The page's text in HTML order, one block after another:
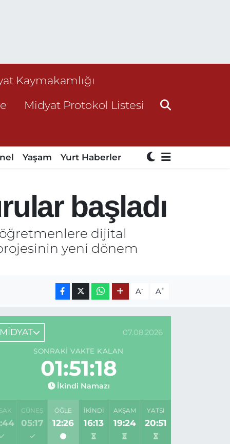
Kaymakamlığı
Midyat Protokol Listesi
Yaşam Yurt Haberler
başladı
dijital
yeni dönem
A- A+
MİDYAT 07.08.2026
SONRAKI VAKTE KALAN
01:51:18
İkindi Namazı
GÜNEŞ
05:17
ÖĞLE
12:26
İKINDI
16:13
AKŞAM
19:24
YATSI
20:51